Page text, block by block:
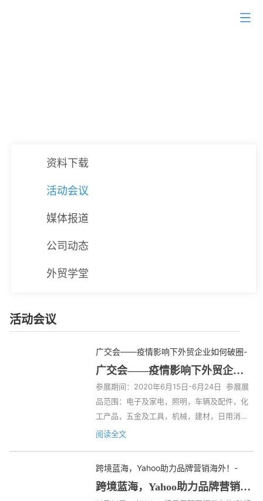
资料下载
活动会议
媒体报道
公司动态
外贸学堂
活动会议
广交会——疫情影响下外贸企业如何破圈-
广交会——疫情影响下外贸企业
如何破圈
参展期间：2020年6月15日-6月24日  参展展
品范围：电子及家电，照明，车辆及配件，化
工产品，五金及工具，机械，建材，日用消费
品，能源，家居装饰品 ，礼品 ，办公、箱包及
成交约14126亿美元，累计到会境外采购商约
899万人。目前，每届广交会展览规模达118.5
阅读全文
跨境蓝海，Yahoo助力品牌营销海外！ -
跨境蓝海，Yahoo助力品牌营销海